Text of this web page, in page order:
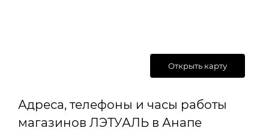
Открыть карту
Адреса, телефоны и часы работы
магазинов ЛЭТУАЛЬ в Анапе